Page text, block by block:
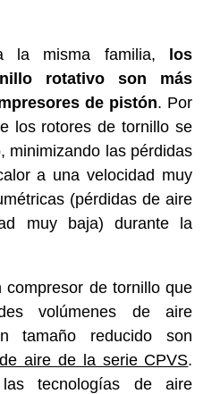
la misma familia, los
rotativo son más
de pistón. Por
los rotores de tornillo se
minimizando las pérdidas
a una velocidad muy
(pérdidas de aire
muy baja) durante la
de tornillo que
volúmenes de aire
tamaño reducido son
aire de la serie CPVS.
tecnologías de aire